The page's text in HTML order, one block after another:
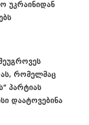
უკრაინიდან
რომელმაც
პარტიას
დაატოვებინა